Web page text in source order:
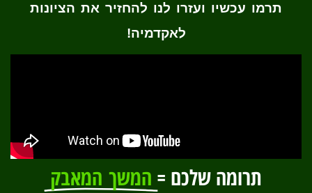
תרמו עכשיו ועזרו לנו להחזיר את הציונות
לאקדמיה!
תרומה שלכם = המשך המאבק